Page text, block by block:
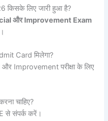
किसके लिए जारी हुआ है?
और Improvement Exam
Card मिलेगा?
Improvement परीक्षा के लिए
चाहिए?
से संपर्क करें।